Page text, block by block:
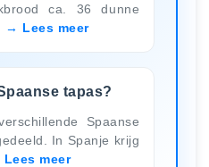
ca. 36 dunne
Lees meer
tapas?
Spaanse
In Spanje krijg
Lees meer